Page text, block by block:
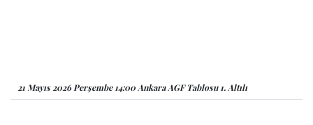
21 Mayıs 2026 Perşembe 14:00 Ankara AGF Tablosu 1. Altılı